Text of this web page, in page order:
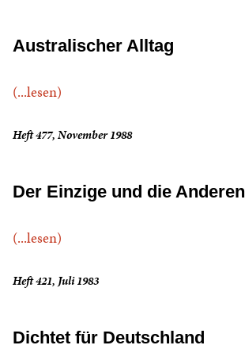
Australischer Alltag
(...lesen)
Heft 477, November 1988
Der Einzige und die Anderen
(...lesen)
Heft 421, Juli 1983
Dichtet für Deutschland